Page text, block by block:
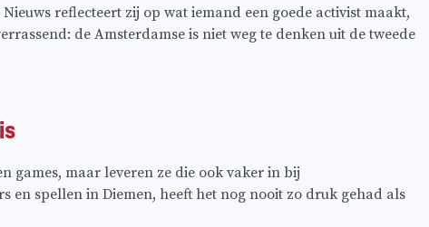
reflecteert zij op wat iemand een goede activist maakt,
de Amsterdamse is niet weg te denken uit de tweede
games, maar leveren ze die ook vaker in bij
en spellen in Diemen, heeft het nog nooit zo druk gehad als